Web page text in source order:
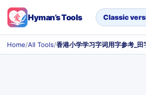
Hyman’s Tools Classic
Home/All Tools/香港小学学习字词用字参考_田